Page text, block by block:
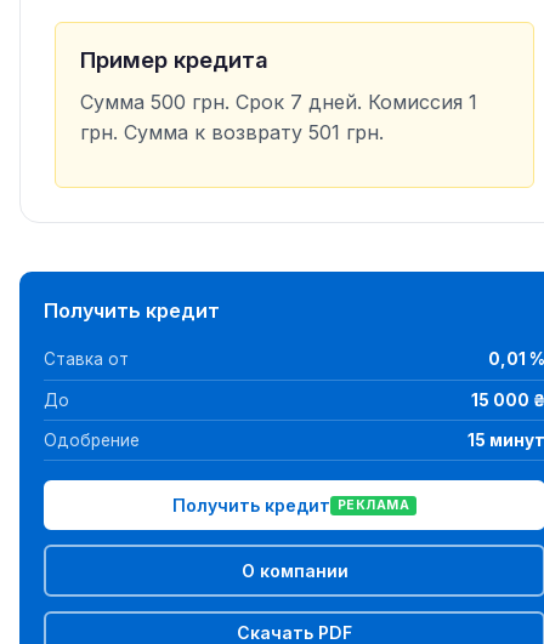
Пример кредита
Сумма 500 грн. Срок 7 дней. Комиссия 1
грн. Сумма к возврату 501 грн.
Получить кредит
Ставка от 0,01 %
До 15 000 ₴
Одобрение 15 минут
Получить кредит РЕКЛАМА
О компании
Скачать PDF